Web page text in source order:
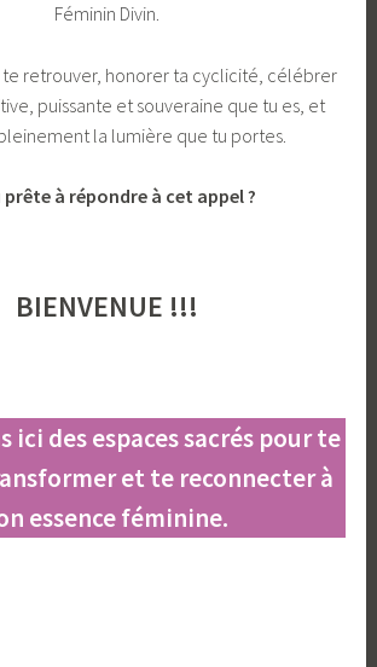
Féminin Divin.
te retrouver, honorer ta cyclicité, célébrer
puissante et souveraine que tu es, et
la lumière que tu portes.
prête à répondre à cet appel ?
BIENVENUE !!!
ici des espaces sacrés pour te
et te reconnecter à
essence féminine.